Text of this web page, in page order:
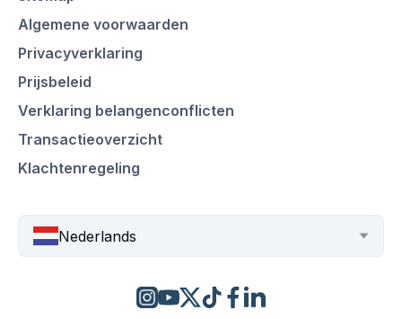
Algemene voorwaarden
Privacyverklaring
Prijsbeleid
Verklaring belangenconflicten
Transactieoverzicht
Klachtenregeling
Nederlands